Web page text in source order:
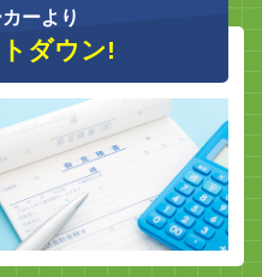
ーより
ダウン!